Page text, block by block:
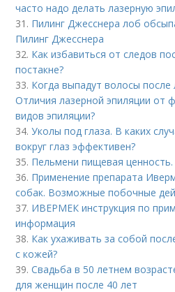
часто надо делать лазерную
31. Пилинг Джесснера лоб
Пилинг Джесснера
32. Как избавиться от следов
постакне?
33. Когда выпадут волосы после
Отличия лазерной эпиляции от
видов эпиляции?
34.Уколы под глаза. В каких
вокруг глаз эффективен?
35. Пельмени пищевая
36. Применение препарата
собак. Возможные побочные
37. ИВЕРМЕК инструкция по
информация
38. Как ухаживать за собой
с кожей?
39.Свадьба в 50 летнем
для женщин после 40 лет